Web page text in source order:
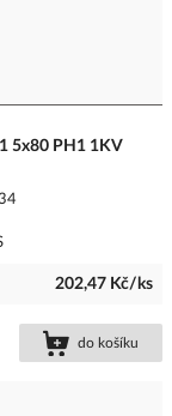
5x80 PH1 1KV
202,47 Kč/ks
do košíku